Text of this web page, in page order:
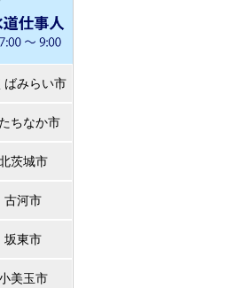
ばみらい市
ちなか市
茨城市
古河市
坂東市
美玉市